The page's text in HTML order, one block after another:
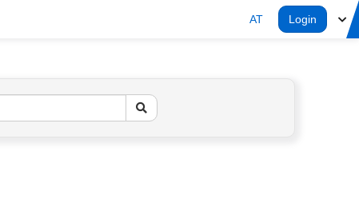
AT Login